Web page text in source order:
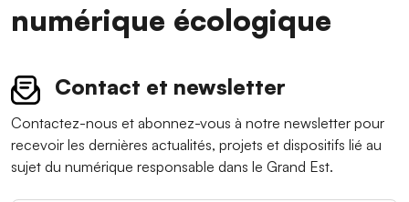
numérique écologique
Contact et newsletter
Contactez-nous et abonnez-vous à notre newsletter pour
recevoir les dernières actualités, projets et dispositifs lié au
sujet du numérique responsable dans le Grand Est.